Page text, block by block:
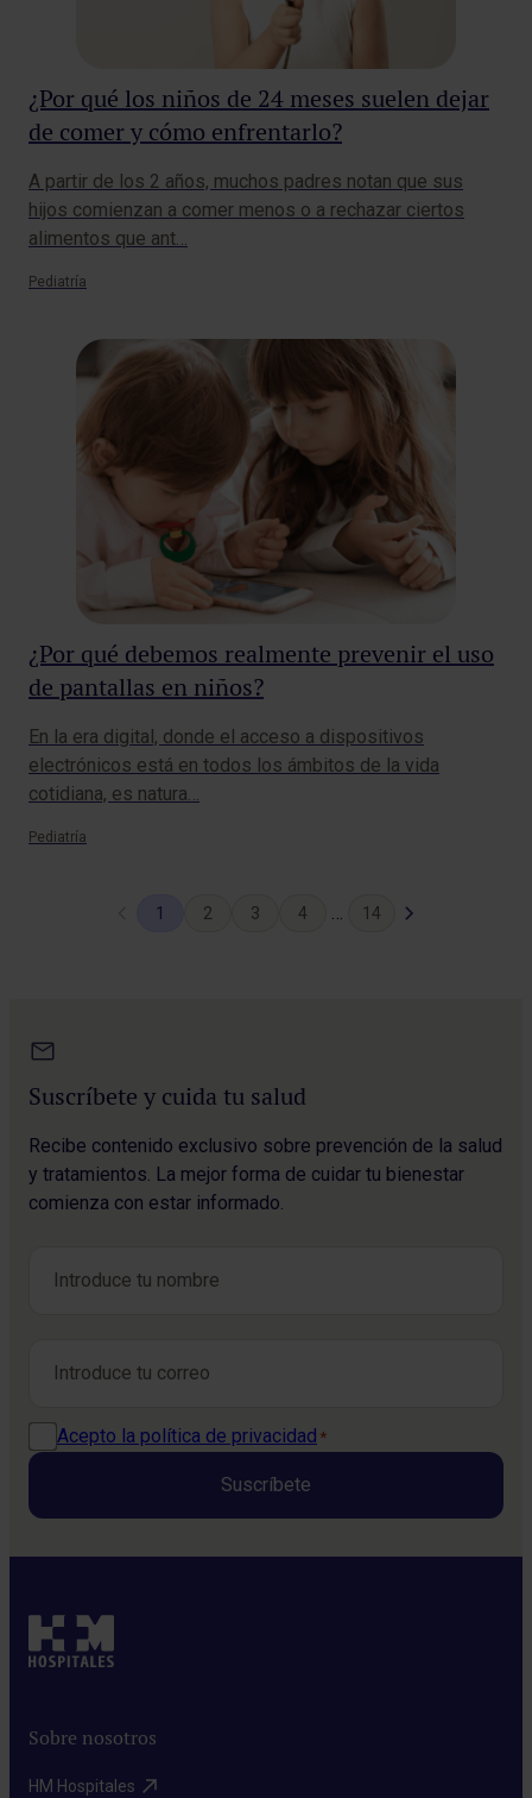
¿Por qué los niños de 24 meses suelen dejar
de comer y cómo enfrentarlo?
A partir de los 2 años, muchos padres notan que sus
hijos comienzan a comer menos o a rechazar ciertos
alimentos que ant…
Pediatría
¿Por qué debemos realmente prevenir el uso
de pantallas en niños?
En la era digital, donde el acceso a dispositivos
electrónicos está en todos los ámbitos de la vida
cotidiana, es natura…
Pediatría
1 2 3 4 … 14
pagina
Suscríbete y cuida tu salud
Recibe contenido exclusivo sobre prevención de la salud
y tratamientos. La mejor forma de cuidar tu bienestar
comienza con estar informado.
Política de privacidad *
Acepto la política de privacidad *
Sobre nosotros
HM Hospitales​